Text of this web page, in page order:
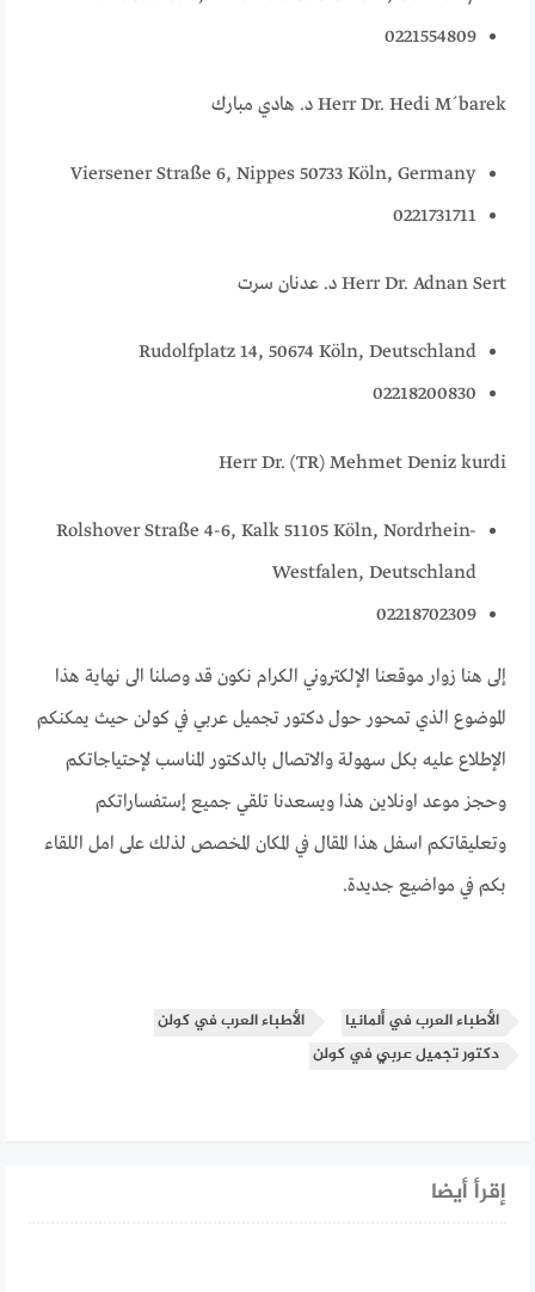
0221554809
Herr Dr. Hedi M´barek د. هادي مبارك
Viersener Straße 6, Nippes 50733 Köln, Germany
0221731711
Herr Dr. Adnan Sert د. عدنان سرت
Rudolfplatz 14, 50674 Köln, Deutschland
02218200830
Herr Dr. (TR) Mehmet Deniz kurdi
Rolshover Straße 4-6, Kalk 51105 Köln, Nordrhein-
Westfalen, Deutschland
02218702309
إلى هنا زوار موقعنا الإلكتروني الكرام نكون قد وصلنا الى نهاية هذا
الموضوع الذي تمحور حول دكتور تجميل عربي في كولن حيث يمكنكم
الإطلاع عليه بكل سهولة والاتصال بالدكتور المناسب لإحتياجاتكم
وحجز موعد اونلاين هذا ويسعدنا تلقي جميع إستفساراتكم
وتعليقاتكم اسفل هذا المقال في المكان المخصص لذلك على امل اللقاء
بكم في مواضيع جديدة.
الأطباء العرب في ألمانيا
الأطباء العرب في كولن
دكتور تجميل عربي في كولن
إقرأ أيضا